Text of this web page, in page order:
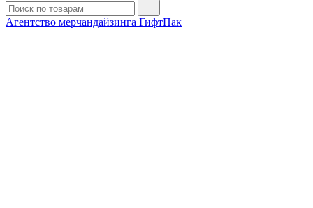
Агентство мерчандайзинга ГифтПак